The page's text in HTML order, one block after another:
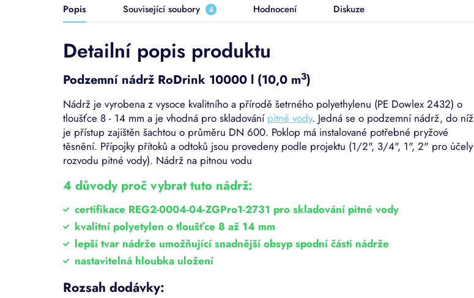
Popis Související soubory 4 Hodnocení Diskuze
Detailní popis produktu
Podzemní nádrž RoDrink 10000 l (10,0 m3)
Nádrž je vyrobena z vysoce kvalitního a přírodě šetrného polyethylenu (PE Dowlex 2432) o
tloušťce 8 - 14 mm a je vhodná pro skladování pitné vody. Jedná se o podzemní nádrž, do níž
je přístup zajištěn šachtou o průměru DN 600. Poklop má instalované potřebné pryžové
těsnění. Přípojky přítoků a odtoků jsou provedeny podle projektu (1/2", 3/4", 1", 2" pro účely
rozvodu pitné vody). Nádrž na pitnou vodu
4 důvody proč vybrat tuto nádrž:
certifikace REG2-0004-04-ZGPro1-2731 pro skladování pitné vody
kvalitní polyetylen o tloušťce 8 až 14 mm
lepší tvar nádrže umožňující snadnější obsyp spodní části nádrže
nastavitelná hloubka uložení
Rozsah dodávky: